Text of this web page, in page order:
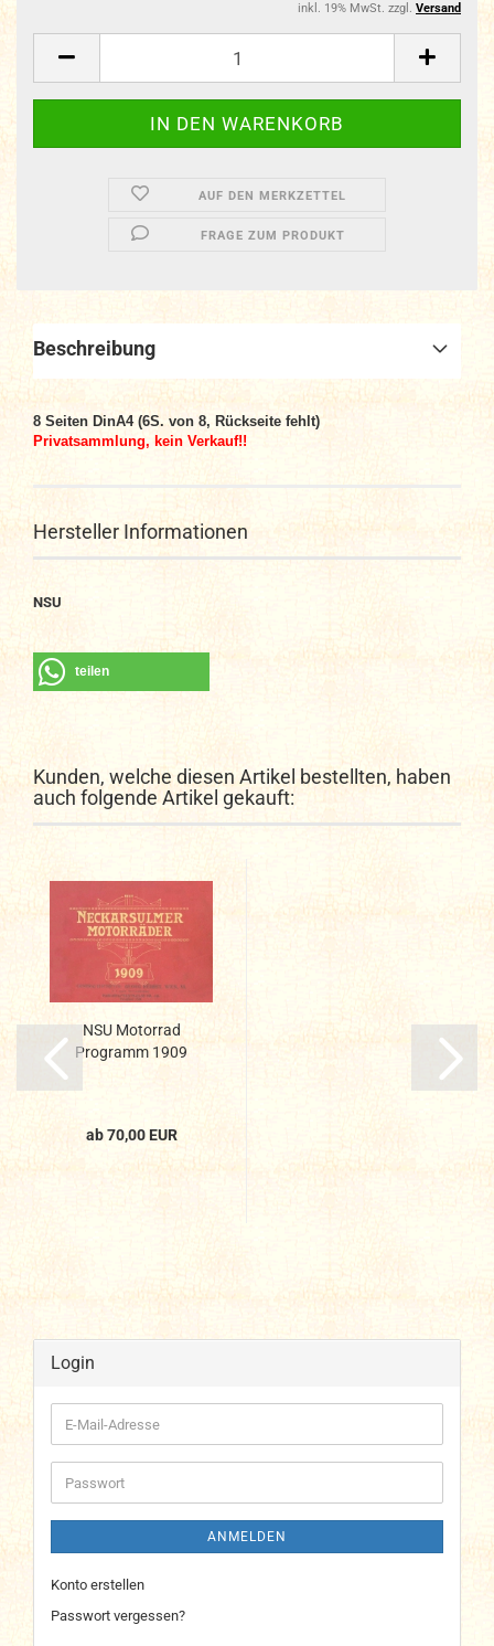
inkl. 19% MwSt. zzgl. Versand
AUF DEN MERKZETTEL
FRAGE ZUM PRODUKT
Beschreibung
8 Seiten DinA4 (6S. von 8, Rückseite fehlt)
Privatsammlung, kein Verkauf!!
Hersteller Informationen
NSU
teilen
Kunden, welche diesen Artikel bestellten, haben
auch folgende Artikel gekauft:
NSU Motorrad
Programm 1909
ab 70,00 EUR
Login
E-
Mail-
Adresse
Passwort
ANMELDEN
Konto erstellen
Passwort vergessen?